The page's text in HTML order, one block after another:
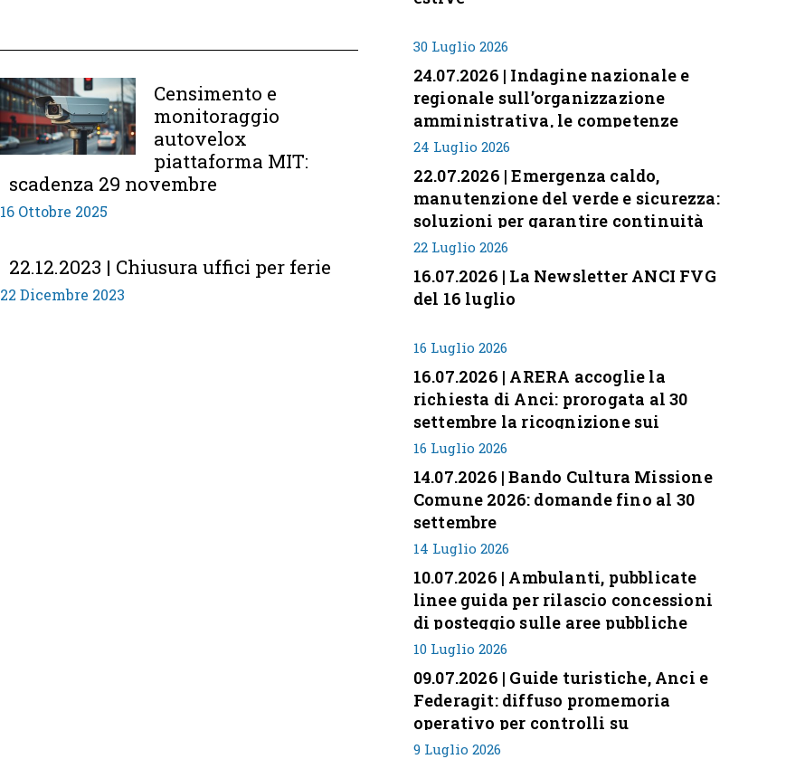
Censimento e
monitoraggio
autovelox
piattaforma MIT:
scadenza 29 novembre
16 Ottobre 2025
22.12.2023 | Chiusura uffici per ferie
22 Dicembre 2023
30 Luglio 2026
24.07.2026 | Indagine nazionale e
regionale sull’organizzazione
amministrativa, le competenze
professionali e i modelli di gestione
nei piccoli Comuni italiani
24 Luglio 2026
22.07.2026 | Emergenza caldo,
manutenzione del verde e sicurezza:
soluzioni per garantire continuità
servizi
22 Luglio 2026
16.07.2026 | La Newsletter ANCI FVG
del 16 luglio
16 Luglio 2026
16.07.2026 | ARERA accoglie la
richiesta di Anci: prorogata al 30
settembre la ricognizione sui
corrispettivi
16 Luglio 2026
14.07.2026 | Bando Cultura Missione
Comune 2026: domande fino al 30
settembre
14 Luglio 2026
10.07.2026 | Ambulanti, pubblicate
linee guida per rilascio concessioni
di posteggio sulle aree pubbliche
10 Luglio 2026
09.07.2026 | Guide turistiche, Anci e
Federagit: diffuso promemoria
operativo per controlli su
professione
9 Luglio 2026